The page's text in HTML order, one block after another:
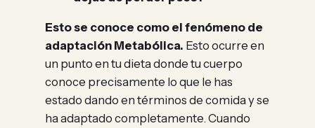
Esto se conoce como el fenómeno de
adaptación Metabólica. Esto ocurre en
un punto en tu dieta donde tu cuerpo
conoce precisamente lo que le has
estado dando en términos de comida y se
ha adaptado completamente. Cuando